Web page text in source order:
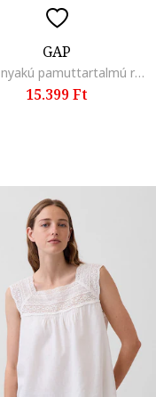
GAP
Kerek nyakú pamuttartalmú ruha, Fekete/Törtfehér
15.399 Ft